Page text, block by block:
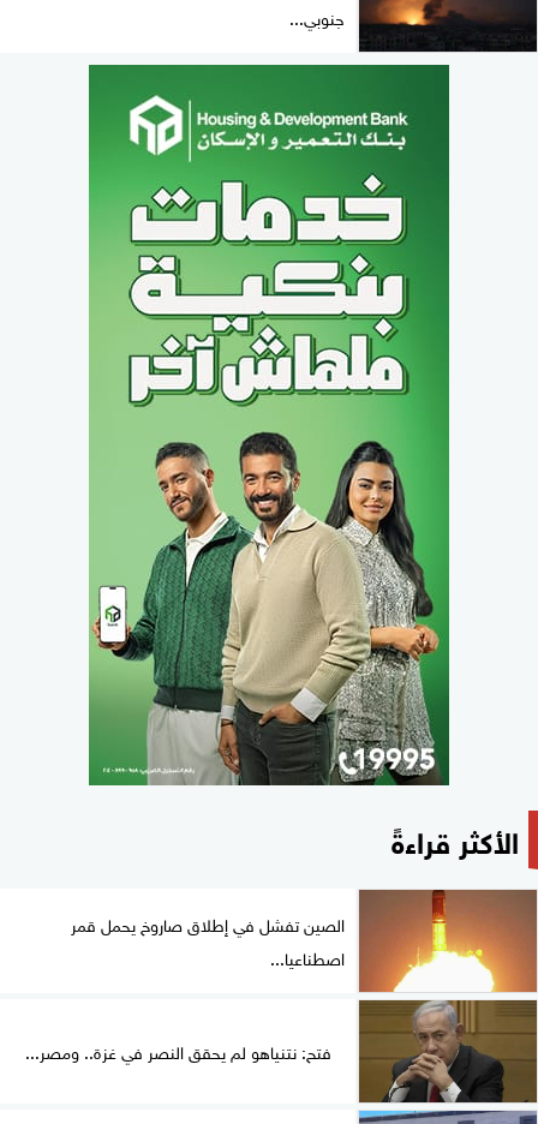
جنوبي...
الأكثر قراءةً
الصين تفشل في إطلاق صاروخ يحمل قمر
اصطناعيا...
فتح: نتنياهو لم يحقق النصر في غزة.. ومصر...